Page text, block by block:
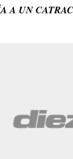
A UN